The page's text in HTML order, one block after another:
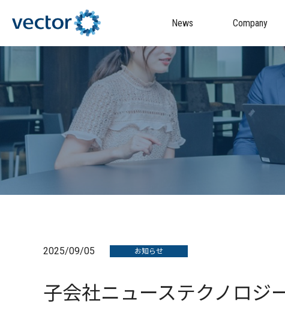
News Company
2025/09/05 お知らせ
子会社ニューステクノロジ